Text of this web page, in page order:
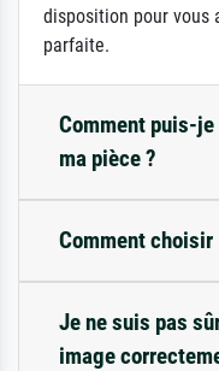
disposition pour vous
parfaite.
Comment puis-
ma pièce ?
Comment choisir
Je ne suis pas
image